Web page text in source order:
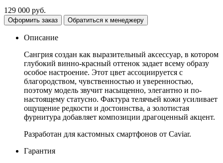
129 000 руб.
Оформить заказ Обратиться к менеджеру
Описание
Сангрия создан как выразительный аксессуар, в котором
глубокий винно-красный оттенок задает всему образу
особое настроение. Этот цвет ассоциируется с
благородством, чувственностью и уверенностью,
поэтому модель звучит насыщенно, элегантно и по-
настоящему статусно. Фактура телячьей кожи усиливает
ощущение редкости и достоинства, а золотистая
фурнитура добавляет композиции драгоценный акцент.
Разработан для кастомных смартфонов от Caviar.
Гарантия